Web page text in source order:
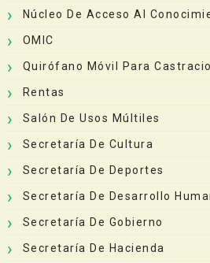
Núcleo De Acceso Al
OMIC
Quirófano Móvil Para
Rentas
Salón De Usos Múltiles
Secretaría De Cultura
Secretaría De Deportes
Secretaría De Desarrollo
Secretaría De Gobierno
Secretaría De Hacienda